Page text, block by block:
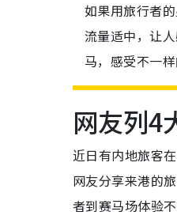
如果用旅行者
流量适中，让
马，感受不一
网友列4
近日有内地旅客
网友分享来港的
者到赛马场体验